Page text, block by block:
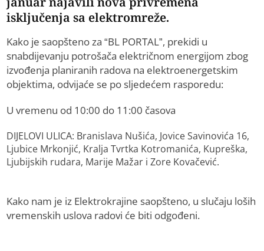
isključenja sa elektromreže.
Kako je saopšteno za “BL PORTAL”, prekidi u
snabdijevanju potrošača električnom energijom zbog
izvođenja planiranih radova na elektroenergetskim
objektima, odvijaće se po sljedećem rasporedu:
U vremenu od 10:00 do 11:00 časova
DIJELOVI ULICA: Branislava Nušića, Jovice Savinovića 16,
Ljubice Mrkonjić, Kralja Tvrtka Kotromanića, Kupreška,
Ljubijskih rudara, Marije Mažar i Zore Kovačević.
Kako nam je iz Elektrokrajine saopšteno, u slučaju loših
vremenskih uslova radovi će biti odgođeni.